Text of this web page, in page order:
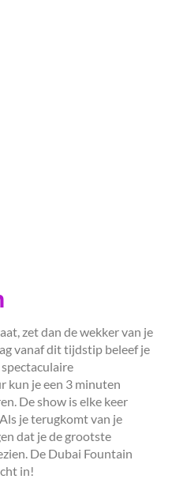
zet dan de wekker van je
vanaf dit tijdstip beleef je
kun je een 3 minuten
De show is elke keer
je terugkomt van je
dat je de grootste
De Dubai Fountain
in!